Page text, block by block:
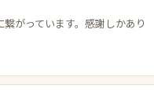
がっています。感謝しかあり